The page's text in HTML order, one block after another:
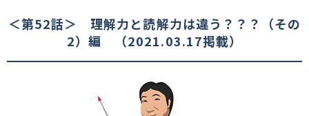
＜第52話＞ 理解力と読解力は違う？？？（その
2）編 （2021.03.17掲載）